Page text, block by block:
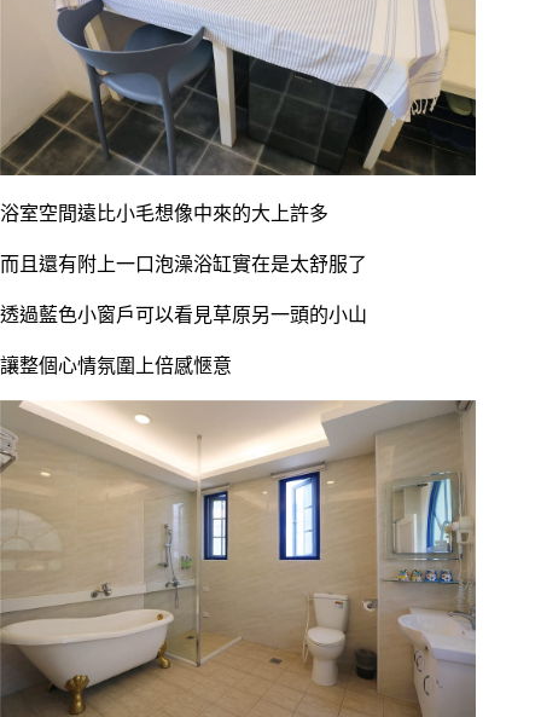
浴室空間遠比小毛想像中來的大上許多
而且還有附上一口泡澡浴缸實在是太舒服了
透過藍色小窗戶可以看見草原另一頭的小山
讓整個心情氛圍上倍感愜意